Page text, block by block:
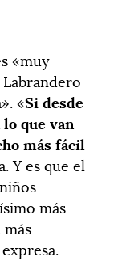
«muy
«Si desde
que van
más fácil
Y es que el
más